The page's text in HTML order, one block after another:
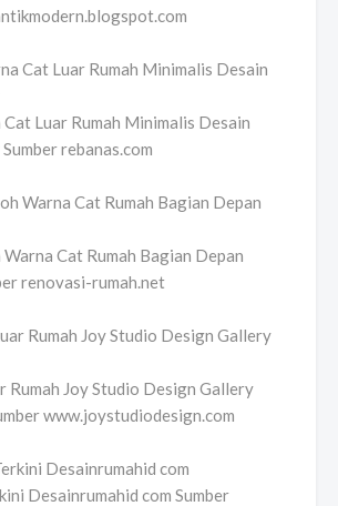
Luar Rumah Minimalis Desain
rebanas.com
Cat Rumah Bagian Depan
renovasi-rumah.net
Rumah Joy Studio Design Gallery
www.joystudiodesign.com
Desainrumahid com Sumber